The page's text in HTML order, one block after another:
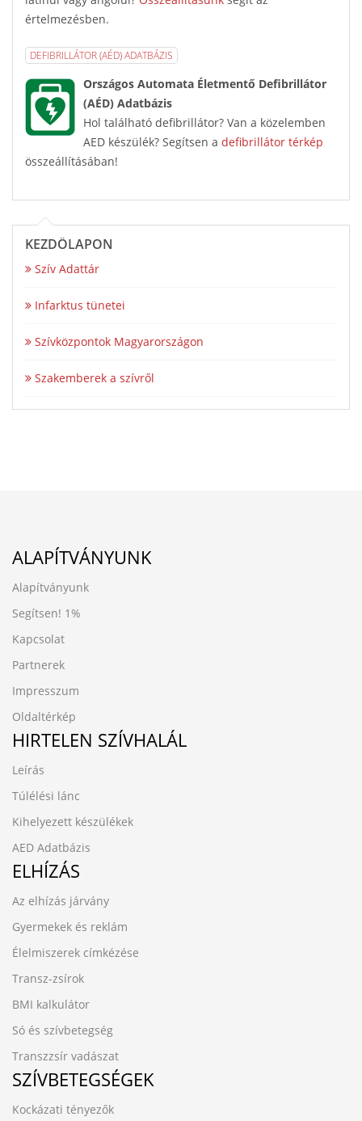
értelmezésben.
DEFIBRILLÁTOR (AÉD) ADATBÁZIS
Országos Automata Életmentő Defibrillátor
(AÉD) Adatbázis
Hol található defibrillátor? Van a közelemben
AED készülék? Segítsen a defibrillátor térkép
összeállításában!
KEZDŐLAPON
Szív Adattár
Infarktus tünetei
Szívközpontok Magyarországon
Szakemberek a szívről
ALAPÍTVÁNYUNK
Alapítványunk
Segítsen! 1%
Kapcsolat
Partnerek
Impresszum
Oldaltérkép
HIRTELEN SZÍVHALÁL
Leírás
Túlélési lánc
Kihelyezett készülékek
AED Adatbázis
ELHÍZÁS
Az elhízás járvány
Gyermekek és reklám
Élelmiszerek címkézése
Transz-zsírok
BMI kalkulátor
Só és szívbetegség
Transzzsír vadászat
SZÍVBETEGSÉGEK
Kockázati tényezők